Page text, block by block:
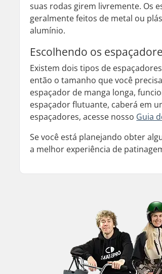
suas rodas girem livremente. Os
geralmente feitos de metal ou
alumínio.
Escolhendo os
Existem dois tipos de
então o tamanho que você
espaçador de manga longa,
espaçador flutuante, caberá em
espaçadores, acesse nosso Guia
Se você está planejando obter
a melhor experiência de